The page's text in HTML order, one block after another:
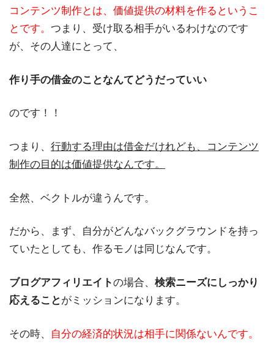
コンテンツ制作とは、価値提供の材料を作るというこ
とです。 つまり、受け取る相手がいるわけなのです
が、その人達にとって、
作り手の借金のことなんてどうだっていい
のです！！
つまり、 行動する理由は借金だけれども、コンテンツ
制作の目的は価値提供なんです。
全然、ベクトルが違うんです。
だから、まず、自分がどんなバックグラウンドを持っ
ていたとしても、作るモノは同じなんです。
ブログアフィリエイトの場合、 検索ニーズにしっかり
応えること がミッションになります。
その時、 自分の経済的状況は相手に関係ないんです。